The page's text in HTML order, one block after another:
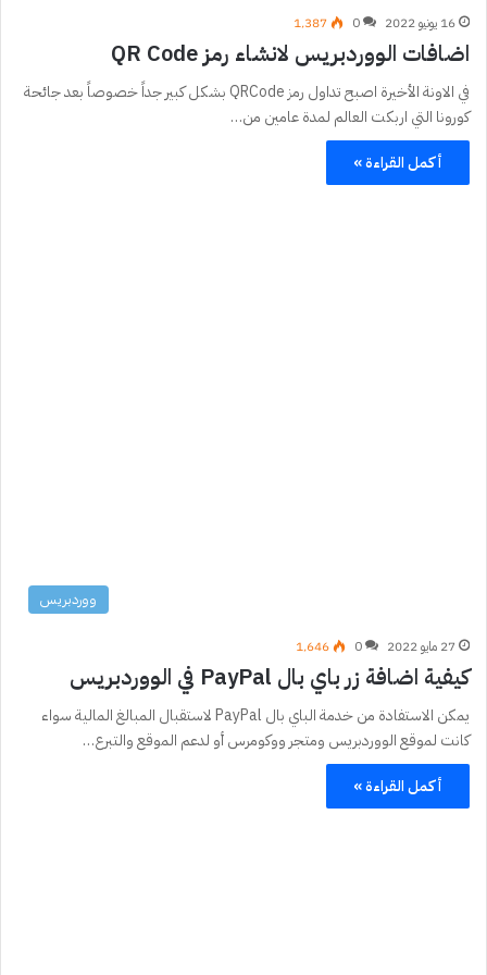
16 يونيو 2022 0 1٬387
اضافات الووردبريس لانشاء رمز QR Code
في الاونة الأخيرة اصبح تداول رمز QRCode بشكل كبير جداً خصوصاً بعد جائحة
كورونا التي اربكت العالم لمدة عامين من…
أكمل القراءة »
ووردبريس
27 مايو 2022 0 1٬646
كيفية اضافة زر باي بال PayPal في الووردبريس
يمكن الاستفادة من خدمة الباي بال PayPal لاستقبال المبالغ المالية سواء
كانت لموقع الووردبريس ومتجر ووكومرس أو لدعم الموقع والتبرع…
أكمل القراءة »